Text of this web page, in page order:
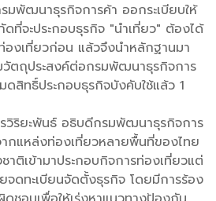
มพัฒนาธุรกิจการค้า ออกระเบียบให้
ที่จะประกอบธุรกิจ "นำเที่ยว" ต้องได้
งเที่ยวก่อน แล้วจึงนำหลักฐานมา
วัตถุประสงค์ต่อกรมพัฒนาธุรกิจการ
สิทธิ์ประกอบธุรกิจบังคับใช้แล้ว 1
วิริยะพันธ์ อธิบดีกรมพัฒนาธุรกิจการ
ากแหล่งท่องเที่ยวหลายพื้นที่ของไทย
ติเข้ามาประกอบกิจการท่องเที่ยวแต่
จดทะเบียนจัดตั้งธุรกิจ โดยมีการร้อง